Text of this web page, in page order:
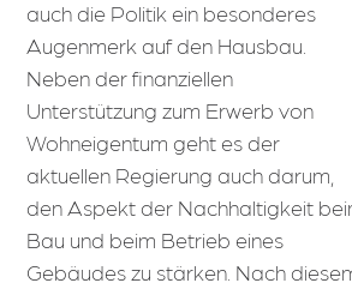
auch die Politik ein besonderes
Augenmerk auf den Hausbau.
Neben der finanziellen
Unterstützung zum Erwerb von
Wohneigentum geht es der
aktuellen Regierung auch darum,
den Aspekt der Nachhaltigkeit
Bau und beim Betrieb eines
Gebäudes zu stärken. Nach